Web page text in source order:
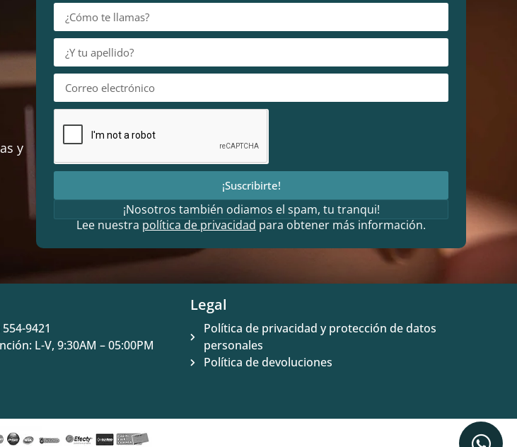
y
¡Suscribirte!
¡Nosotros también odiamos el spam, tu tranqui!
Lee nuestra política de privacidad para obtener más información.
9421
L-V, 9:30AM – 05:00PM
Legal
Política de privacidad y protección de datos
personales
Política de devoluciones